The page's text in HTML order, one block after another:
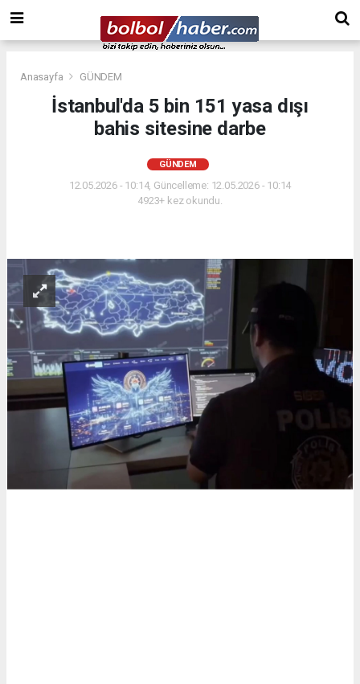
Anasayfa GÜNDEM
İstanbul'da 5 bin 151 yasa dışı
bahis sitesine darbe
GÜNDEM
12.05.2026 - 10:14, Güncelleme: 12.05.2026 - 10:14
4923+ kez okundu.